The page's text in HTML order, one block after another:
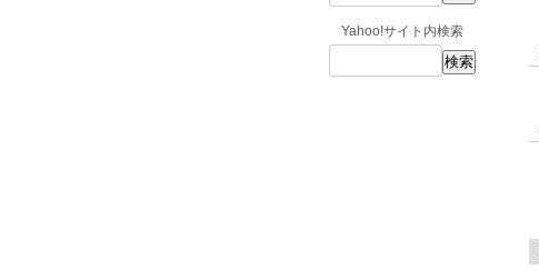
Yahoo!サイト内検索